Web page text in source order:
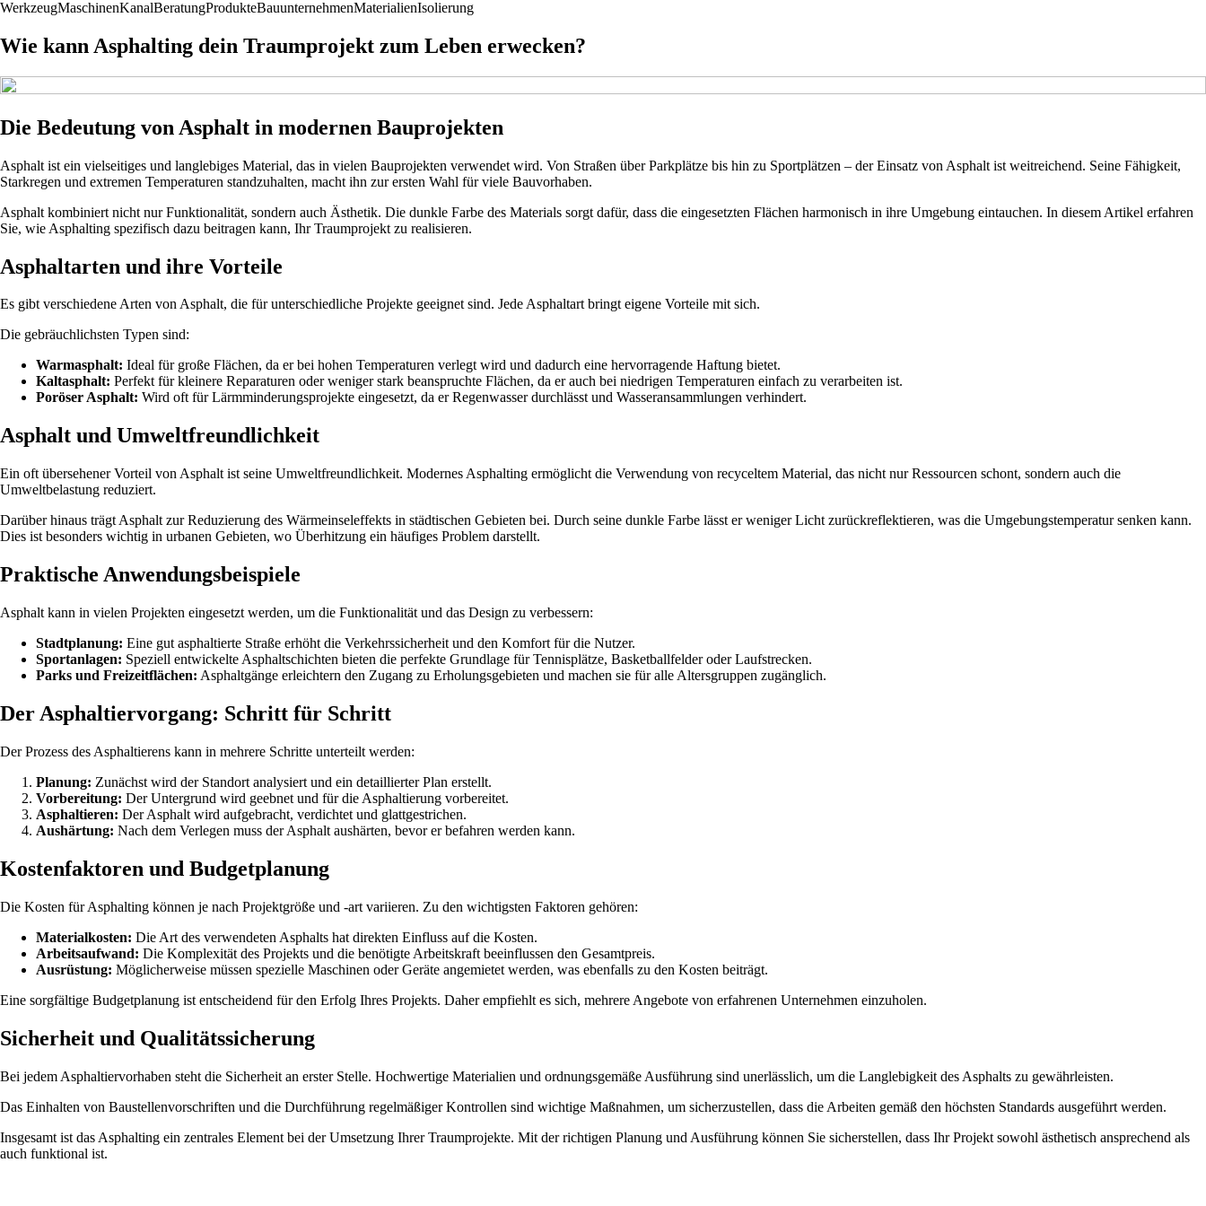
WerkzeugMaschinenKanalBeratungProdukteBauunternehmenMaterialienIsolierung
Wie kann Asphalting dein Traumprojekt zum Leben erwecken?
Die Bedeutung von Asphalt in modernen Bauprojekten
Asphalt ist ein vielseitiges und langlebiges Material, das in vielen Bauprojekten verwendet wird. Von Straßen über Parkplätze bis hin zu Sportplätzen – der Einsatz von Asphalt ist weitreichend. Seine Fähigkeit,
Starkregen und extremen Temperaturen standzuhalten, macht ihn zur ersten Wahl für viele Bauvorhaben.
Asphalt kombiniert nicht nur Funktionalität, sondern auch Ästhetik. Die dunkle Farbe des Materials sorgt dafür, dass die eingesetzten Flächen harmonisch in ihre Umgebung eintauchen. In diesem Artikel erfahren
Sie, wie Asphalting spezifisch dazu beitragen kann, Ihr Traumprojekt zu realisieren.
Asphaltarten und ihre Vorteile
Es gibt verschiedene Arten von Asphalt, die für unterschiedliche Projekte geeignet sind. Jede Asphaltart bringt eigene Vorteile mit sich.
Die gebräuchlichsten Typen sind:
Warmasphalt: Ideal für große Flächen, da er bei hohen Temperaturen verlegt wird und dadurch eine hervorragende Haftung bietet.
Kaltasphalt: Perfekt für kleinere Reparaturen oder weniger stark beanspruchte Flächen, da er auch bei niedrigen Temperaturen einfach zu verarbeiten ist.
Poröser Asphalt: Wird oft für Lärmminderungsprojekte eingesetzt, da er Regenwasser durchlässt und Wasseransammlungen verhindert.
Asphalt und Umweltfreundlichkeit
Ein oft übersehener Vorteil von Asphalt ist seine Umweltfreundlichkeit. Modernes Asphalting ermöglicht die Verwendung von recyceltem Material, das nicht nur Ressourcen schont, sondern auch die
Umweltbelastung reduziert.
Darüber hinaus trägt Asphalt zur Reduzierung des Wärmeinseleffekts in städtischen Gebieten bei. Durch seine dunkle Farbe lässt er weniger Licht zurückreflektieren, was die Umgebungstemperatur senken kann.
Dies ist besonders wichtig in urbanen Gebieten, wo Überhitzung ein häufiges Problem darstellt.
Praktische Anwendungsbeispiele
Asphalt kann in vielen Projekten eingesetzt werden, um die Funktionalität und das Design zu verbessern:
Stadtplanung: Eine gut asphaltierte Straße erhöht die Verkehrssicherheit und den Komfort für die Nutzer.
Sportanlagen: Speziell entwickelte Asphaltschichten bieten die perfekte Grundlage für Tennisplätze, Basketballfelder oder Laufstrecken.
Parks und Freizeitflächen: Asphaltgänge erleichtern den Zugang zu Erholungsgebieten und machen sie für alle Altersgruppen zugänglich.
Der Asphaltiervorgang: Schritt für Schritt
Der Prozess des Asphaltierens kann in mehrere Schritte unterteilt werden:
Planung: Zunächst wird der Standort analysiert und ein detaillierter Plan erstellt.
Vorbereitung: Der Untergrund wird geebnet und für die Asphaltierung vorbereitet.
Asphaltieren: Der Asphalt wird aufgebracht, verdichtet und glattgestrichen.
Aushärtung: Nach dem Verlegen muss der Asphalt aushärten, bevor er befahren werden kann.
Kostenfaktoren und Budgetplanung
Die Kosten für Asphalting können je nach Projektgröße und -art variieren. Zu den wichtigsten Faktoren gehören:
Materialkosten: Die Art des verwendeten Asphalts hat direkten Einfluss auf die Kosten.
Arbeitsaufwand: Die Komplexität des Projekts und die benötigte Arbeitskraft beeinflussen den Gesamtpreis.
Ausrüstung: Möglicherweise müssen spezielle Maschinen oder Geräte angemietet werden, was ebenfalls zu den Kosten beiträgt.
Eine sorgfältige Budgetplanung ist entscheidend für den Erfolg Ihres Projekts. Daher empfiehlt es sich, mehrere Angebote von erfahrenen Unternehmen einzuholen.
Sicherheit und Qualitätssicherung
Bei jedem Asphaltiervorhaben steht die Sicherheit an erster Stelle. Hochwertige Materialien und ordnungsgemäße Ausführung sind unerlässlich, um die Langlebigkeit des Asphalts zu gewährleisten.
Das Einhalten von Baustellenvorschriften und die Durchführung regelmäßiger Kontrollen sind wichtige Maßnahmen, um sicherzustellen, dass die Arbeiten gemäß den höchsten Standards ausgeführt werden.
Insgesamt ist das Asphalting ein zentrales Element bei der Umsetzung Ihrer Traumprojekte. Mit der richtigen Planung und Ausführung können Sie sicherstellen, dass Ihr Projekt sowohl ästhetisch ansprechend als
auch funktional ist.